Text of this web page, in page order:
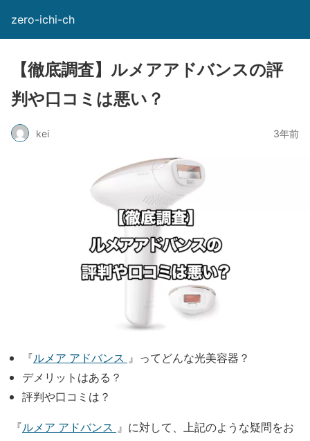
zero-ichi-ch
【徹底調査】ルメアアドバンスの評
判や口コミは悪い？
kei 3年前
『ルメア アドバンス 』ってどんな光美容器？
デメリットはある？
評判や口コミは？
『ルメア アドバンス 』に対して、上記のような疑問をお